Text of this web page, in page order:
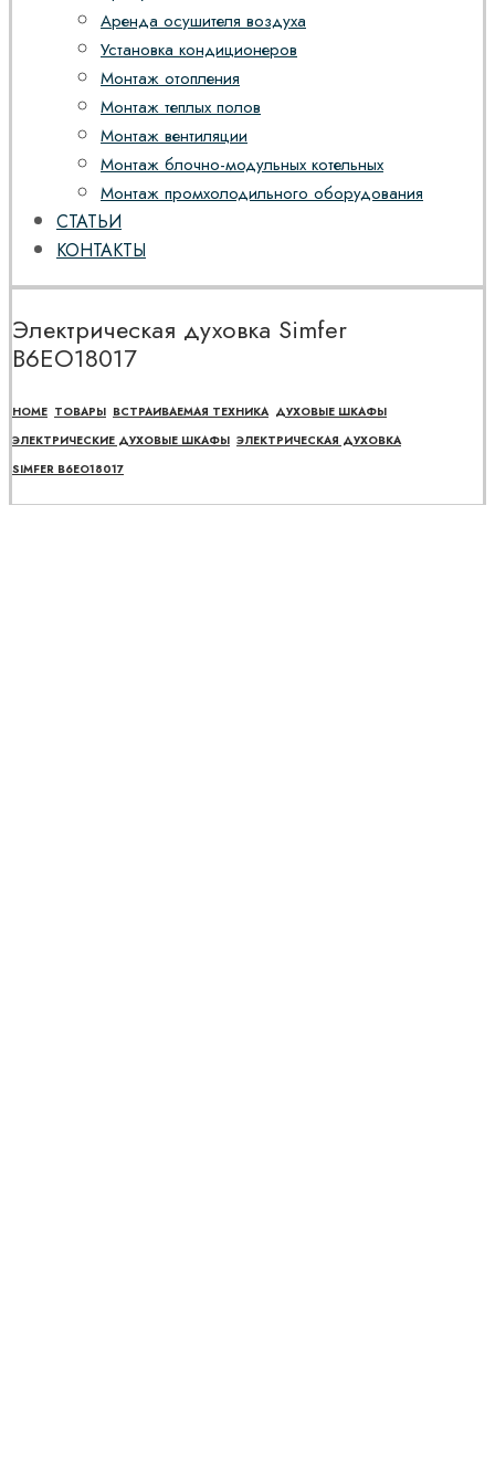
Аренда осушителя воздуха
Установка кондиционеров
Монтаж отопления
Монтаж теплых полов
Монтаж вентиляции
Монтаж блочно-модульных котельных
Монтаж промхолодильного оборудования
СТАТЬИ
КОНТАКТЫ
Электрическая духовка Simfer
B6EO18017
HOME ТОВАРЫ ВСТРАИВАЕМАЯ ТЕХНИКА ДУХОВЫЕ ШКАФЫ
ЭЛЕКТРИЧЕСКИЕ ДУХОВЫЕ ШКАФЫ ЭЛЕКТРИЧЕСКАЯ ДУХОВКА
SIMFER B6EO18017